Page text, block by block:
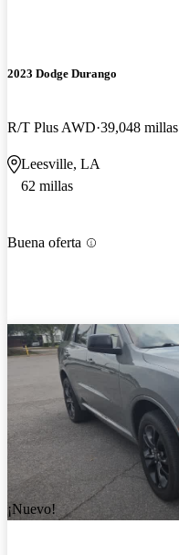
2023 Dodge Durango
R/T Plus AWD 39,048 millas
Leesville, LA
62 millas
Buena oferta
¡Nuevo!